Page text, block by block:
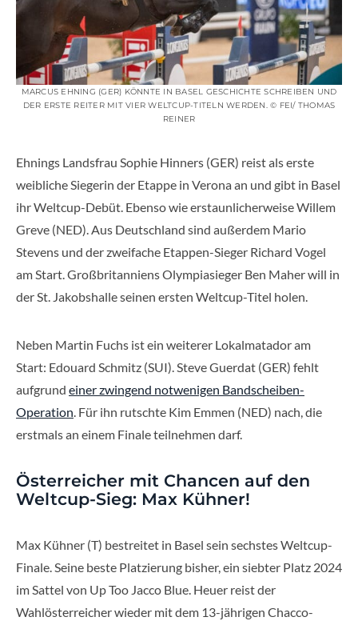
MARCUS EHNING (GER) KÖNNTE IN BASEL GESCHICHTE SCHREIBEN UND
DER ERSTE REITER MIT VIER WELTCUP-TITELN WERDEN. © FEI/ THOMAS
REINER
Ehnings Landsfrau Sophie Hinners (GER) reist als erste
weibliche Siegerin der Etappe in Verona an und gibt in Basel
ihr Weltcup-Debüt. Ebenso wie erstaunlicherweise Willem
Greve (NED). Aus Deutschland sind außerdem Mario
Stevens und der zweifache Etappen-Sieger Richard Vogel
am Start. Großbritanniens Olympiasieger Ben Maher will in
der St. Jakobshalle seinen ersten Weltcup-Titel holen.
Neben Martin Fuchs ist ein weiterer Lokalmatador am
Start: Edouard Schmitz (SUI). Steve Guerdat (GER) fehlt
aufgrund einer zwingend notwenigen Bandscheiben-
Operation . Für ihn rutschte Kim Emmen (NED) nach, die
erstmals an einem Finale teilnehmen darf.
Österreicher mit Chancen auf den
Weltcup-Sieg: Max Kühner!
Max Kühner (T) bestreitet in Basel sein sechstes Weltcup-
Finale. Seine beste Platzierung bisher, ein siebter Platz 2024
im Sattel von Up Too Jacco Blue. Heuer reist der
Wahlösterreicher wieder mit dem 13-jährigen Chacco-